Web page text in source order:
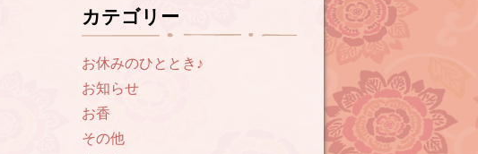
カテゴリー
お休みのひととき♪
お知らせ
お香
その他